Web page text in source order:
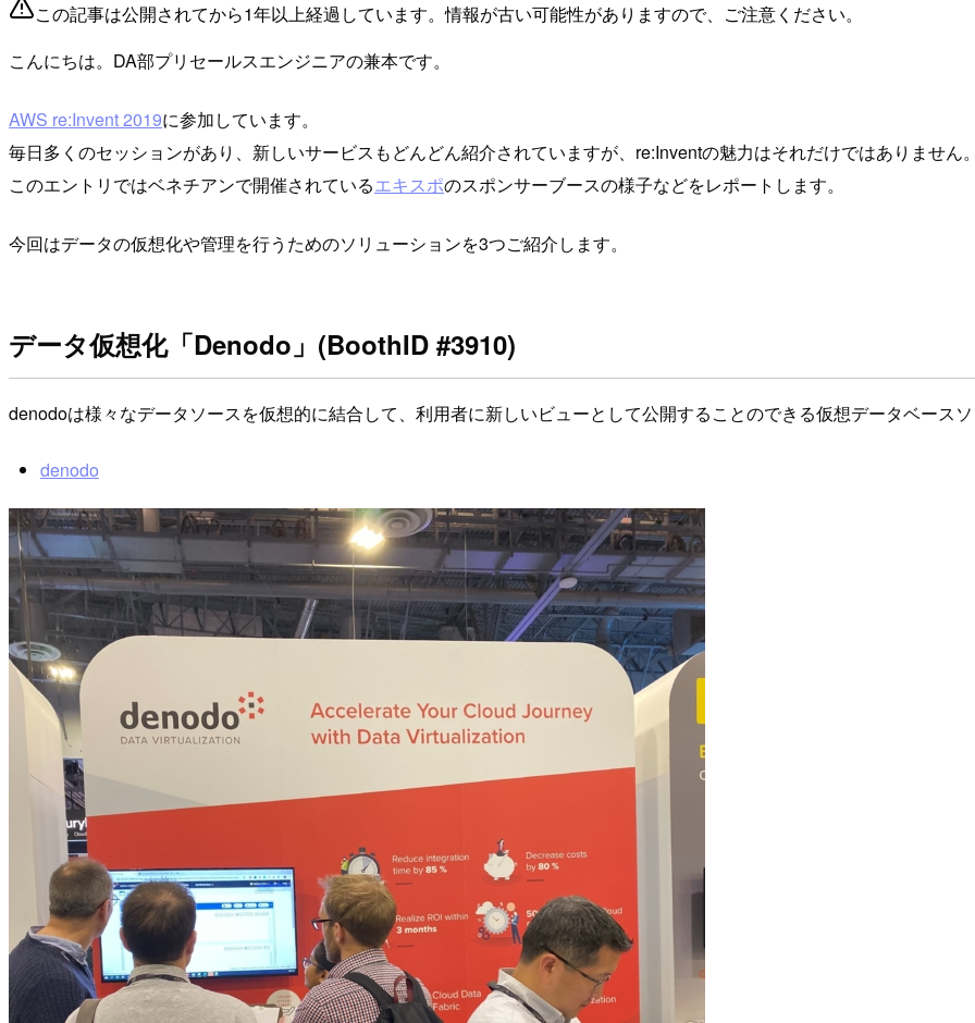
この記事は公開されてから1年以上経過しています。情報が古い可能性がありますので、ご注意ください。
こんにちは。DA部プリセールスエンジニアの兼本です。
AWS re:Invent 2019に参加しています。
毎日多くのセッションがあり、新しいサービスもどんどん紹介されていますが、re:Inventの魅力はそれだけではありません。
このエントリではベネチアンで開催されているエキスポのスポンサーブースの様子などをレポートします。
今回はデータの仮想化や管理を行うためのソリューションを3つご紹介します。
データ仮想化「Denodo」(BoothID #3910)
denodoは様々なデータソースを仮想的に結合して、利用者に新しいビューとして公開することのできる仮想データベースソ
denodo